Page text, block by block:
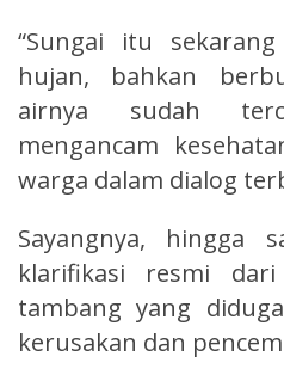
“Sungai itu
hujan, bahkan
airnya sudah
mengancam
warga dalam dialog
Sayangnya, hingga
klarifikasi resmi
tambang yang
kerusakan dan